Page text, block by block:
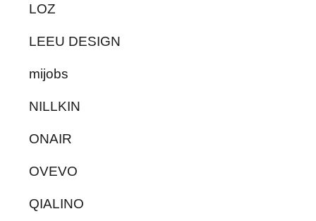
LOZ
LEEU DESIGN
mijobs
NILLKIN
ONAIR
OVEVO
QIALINO